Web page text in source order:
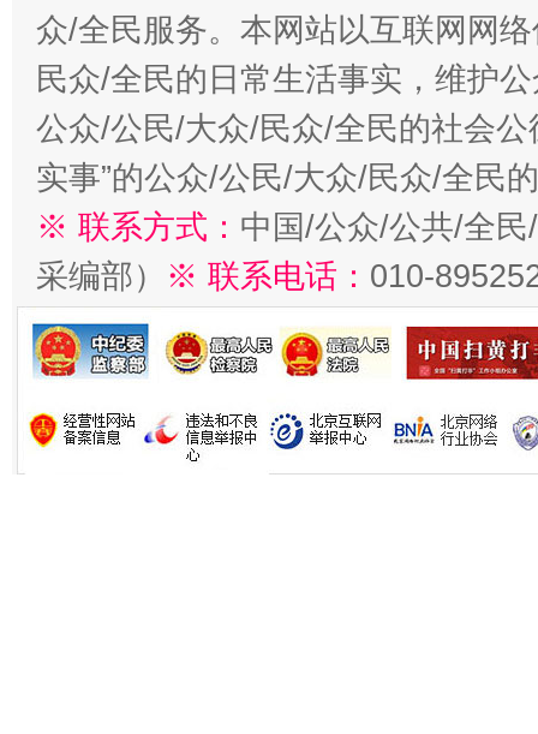
众/全民服务。本网站以互联网网
民众/全民的日常生活事实，维护
公众/公民/大众/民众/全民的社会公
实事”的公众/公民/大众/民众/全民
※ 联系方式： 中国/公众/公共/全
采编部） ※ 联系电话： 010-